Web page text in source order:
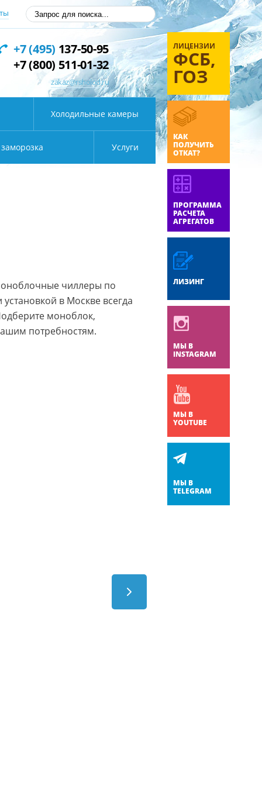
+7 (495) 137-50-95
+7 (800) 511-01-32
zakaz@rsholod.ru
Холодильные камеры
Услуги
ЛИЦЕНЗИИ
ФСБ,
ГОЗ
КАК
ПОЛУЧИТЬ
ОТКАТ?
ПРОГРАММА
РАСЧЕТА
АГРЕГАТОВ
ЛИЗИНГ
МЫ В
INSTAGRAM
МЫ В
YOUTUBE
МЫ В
TELEGRAM
чиллеры по
в Москве всегда
моноблок,
потребностям.